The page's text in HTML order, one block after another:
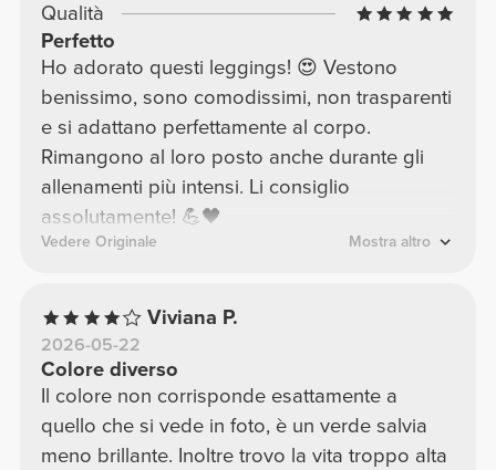
Qualità
Perfetto
Ho adorato questi leggings! 😍 Vestono
benissimo, sono comodissimi, non trasparenti
e si adattano perfettamente al corpo.
Rimangono al loro posto anche durante gli
allenamenti più intensi. Li consiglio
assolutamente! 💪🖤
Vedere Originale Mostra altro
Viviana P.
2026-05-22
Colore diverso
Il colore non corrisponde esattamente a
quello che si vede in foto, è un verde salvia
meno brillante. Inoltre trovo la vita troppo alta